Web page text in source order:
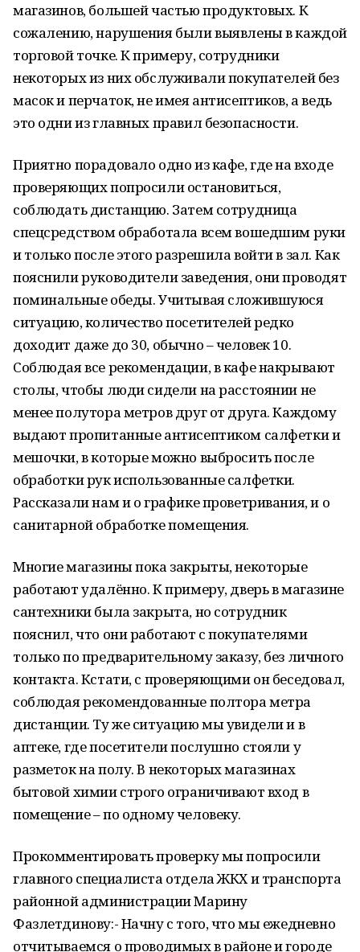
магазинов, большей частью продуктовых. К
сожалению, нарушения были выявлены в каждой
торговой точке. К примеру, сотрудники
некоторых из них обслуживали покупателей без
масок и перчаток, не имея антисептиков, а ведь
это одни из главных правил безопасности.
Приятно порадовало одно из кафе, где на входе
проверяющих попросили остановиться,
соблюдать дистанцию. Затем сотрудница
спецсредством обработала всем вошедшим руки
и только после этого разрешила войти в зал. Как
пояснили руководители заведения, они проводят
поминальные обеды. Учитывая сложившуюся
ситуацию, количество посетителей редко
доходит даже до 30, обычно – человек 10.
Соблюдая все рекомендации, в кафе накрывают
столы, чтобы люди сидели на расстоянии не
менее полутора метров друг от друга. Каждому
выдают пропитанные антисептиком салфетки и
мешочки, в которые можно выбросить после
обработки рук использованные салфетки.
Рассказали нам и о графике проветривания, и о
санитарной обработке помещения.
Многие магазины пока закрыты, некоторые
работают удалённо. К примеру, дверь в магазине
сантехники была закрыта, но сотрудник
пояснил, что они работают с покупателями
только по предварительному заказу, без личного
контакта. Кстати, с проверяющими он беседовал,
соблюдая рекомендованные полтора метра
дистанции. Ту же ситуацию мы увидели и в
аптеке, где посетители послушно стояли у
разметок на полу. В некоторых магазинах
бытовой химии строго ограничивают вход в
помещение – по одному человеку.
Прокомментировать проверку мы попросили
главного специалиста отдела ЖКХ и транспорта
районной администрации Марину
Фазлетдинову:- Начну с того, что мы ежедневно
отчитываемся о проводимых в районе и городе